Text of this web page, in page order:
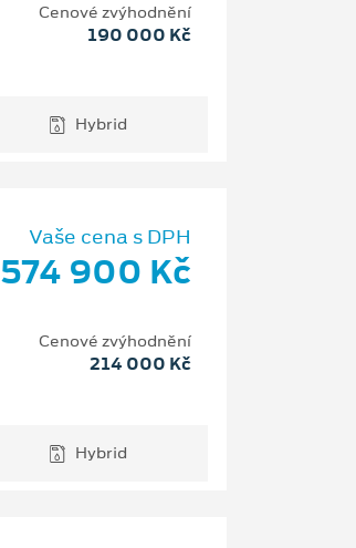
Cenové zvýhodnění
190 000 Kč
Hybrid
Vaše cena s DPH
574 900 Kč
Cenové zvýhodnění
214 000 Kč
Hybrid